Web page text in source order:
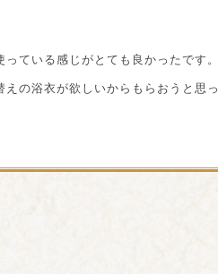
ている感じがとても良かったです。
の浴衣が欲しいからもらおうと思っ